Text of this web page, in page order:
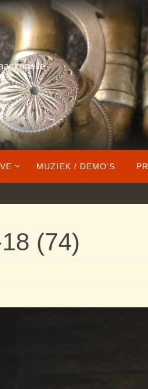
MUZIEK / DEMO’S PR
(74)